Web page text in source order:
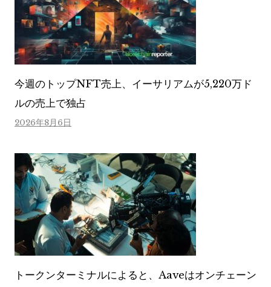
今週のトップNFT売上、イーサリアムが5,220万ド
ルの売上で独占
2026年8月6日
トークンターミナルによると、Aaveはオンチェーン